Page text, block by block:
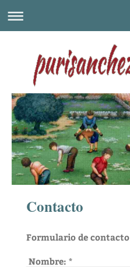
Contacto
Formulario de contacto
Nombre: *